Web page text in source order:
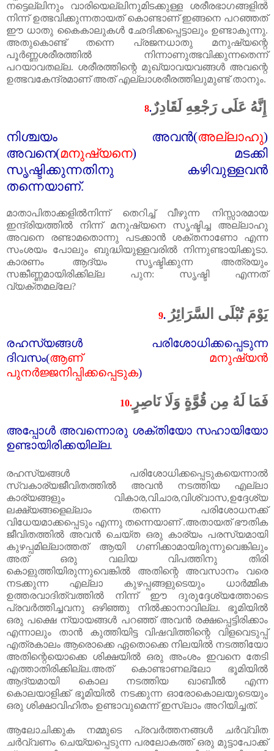
നട്ടെല്ലിനും വാരിയെല്ലിനുമിടക്കുള്ള ശരീരഭാഗങ്ങളിൽ
നിന്ന് ഉത്ഭവിക്കുന്നതായത്‌ കൊണ്ടാണ്‌ ഇങ്ങനെ പറഞ്ഞത്‌
ഈ ധാതു കൈകാലുകൾ ഛേദിക്കപ്പെട്ടാലും ഉണ്ടാകുന്നു.
അതുകൊണ്ട്‌ തന്നെ പ്രജനധാതു മനുഷ്യന്റെ
പൂർണ്ണശരീരത്തിൽ നിന്നാണുത്ഭവിക്കുന്നതെന്ന്
പറയാവതല്ല. ശരീരത്തിന്റെ മുഖ്യാവയവങ്ങൾ അവന്റെ
ഉത്ഭവകേന്ദ്രമാണ്‌ അത്‌ എല്ലാശരീരത്തിലുമുണ്ട്‌ താനും.
8. إِنَّهُ عَلَى رَجْعِهِ لَقَادِرٌ
നിശ്ചയം അവൻ(അല്ലാഹു)
അവനെ(മനുഷ്യനെ) മടക്കി
സൃഷ്ടിക്കുന്നതിനു കഴിവുള്ളവൻ
തന്നെയാണ്‌.
മാതാപിതാക്കളിൽനിന്ന് തെറിച്ച്‌ വീഴുന്ന നിസ്സാരമായ
ഇന്ദ്രിയത്തിൽ നിന്ന് മനുഷ്യനെ സൃഷ്ടിച്ച അല്ലാഹു
അവനെ രണ്ടാമതൊന്നു പടക്കാൻ ശക്തനാണോ എന്ന
സംശയം പോലും ബുദ്ധിയുള്ളവരിൽ നിന്നുണ്ടായിക്കൂടാ.
കാരണം ആദ്യം സൃഷ്ടിക്കുന്ന അത്രയും
സങ്കീണ്ണമായിരിക്കില്ല പുന: സൃഷ്ടി എന്നത്‌
വ്യക്തമല്ലേ?
9. يَوْمَ تُبْلَى السَّرَائِرُ
രഹസ്യങ്ങൾ പരിശോധിക്കപ്പെടുന്ന
ദിവസം(ആണ്‌ മനുഷ്യൻ
പുനർജ്ജനിപ്പിക്കപ്പെടുക)
10. فَمَا لَهُ مِن قُوَّةٍ وَلَا نَاصِرٍ
അപ്പോൾ അവന്നൊരു ശക്തിയോ സഹായിയോ
ഉണ്ടായിരിക്കയില്ല.
രഹസ്യങ്ങൾ പരിശോധിക്കപ്പെടുകയെന്നാൽ
സ്വകാര്യജീവിതത്തിൽ അവൻ നടത്തിയ എല്ലാ
കാര്യങ്ങളും വികാര,വിചാര,വിശ്വാസ,ഉദ്ദേശ്യ
ലക്ഷ്യങ്ങളെല്ലാം തന്നെ പരിശോധനക്ക്
വിധേയമാക്കപ്പെടും എന്നു തന്നെയാണ്‌ .അതായത്‌ ഭൗതിക
ജീവിതത്തിൽ അവൻ ചെയ്ത ഒരു കാര്യം പരസ്യമായി
കുഴപ്പമില്ലാത്തത്‌ ആയി ഗണിക്കാമായിരുന്നുവെങ്കിലും
അത്‌ ഒരു വലിയ വിപത്തിനു തിരി
കൊളുത്തിയിരുന്നുവെങ്കിൽ അതിന്റെ അവസാനം വരെ
നടക്കുന്ന എല്ലാ കുഴപ്പങ്ങളുടെയും ധാർമ്മിക
ഉത്തരവാദിത്വത്തിൽ നിന്ന് ഈ ദുരുദ്ദേശ്യത്തോടെ
പ്രവർത്തിച്ചവനു ഒഴിഞ്ഞു നിൽക്കാനാവില്ല. ഭൂമിയിൽ
ഒരു പക്ഷെ ന്യായങ്ങൾ പറഞ്ഞ്‌ അവൻ രക്ഷപ്പെട്ടിരിക്കാം
എന്നാലും താൻ കുത്തിയിട്ട വിഷവിത്തിന്റെ വിളവെടുപ്പ്‌
എത്രകാലം ആരൊക്കെ ഏതൊക്കെ നിലയിൽ നടത്തിയോ
അതിന്റെയൊക്കെ ശിക്ഷയിൽ ഒരു അംശം ഇവനെ തേടി
എത്താതിരിക്കില്ല.അത്‌ കൊണ്ടാണല്ലോ ഭൂമിയിൽ
ആദ്യമായി കൊല നടത്തിയ ഖാബീൽ എന്ന
കൊലയാളിക്ക്‌ ഭൂമിയിൽ നടക്കുന്ന ഓരോകൊലയുടെയും
ഒരു ശിക്ഷാവിഹിതം ഉണ്ടാവുമെന്ന് ഇസ്‌ലാം അറിയിച്ചത്‌.
ആലോചിക്കുക നമ്മുടെ പ്രവർത്തനങ്ങൾ ചർവ്വിത
ചർവ്വണം ചെയ്യപ്പെടുന്ന പരലോകത്ത്‌ ഒരു മുട്ടാപോക്ക്‌